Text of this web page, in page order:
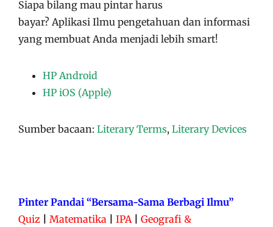
Siapa bilang mau pintar harus
bayar? Aplikasi Ilmu pengetahuan dan informasi
yang membuat Anda menjadi lebih smart!
HP Android
HP iOS (Apple)
Sumber bacaan: Literary Terms, Literary Devices
Pinter Pandai “Bersama-Sama Berbagi Ilmu”
Quiz
Matematika IPA
Geografi &